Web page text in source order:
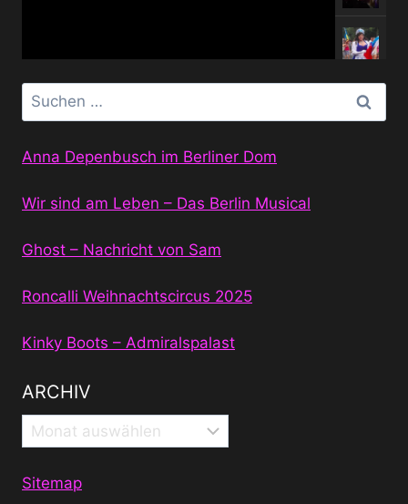
Suchen
nach:
Anna Depenbusch im Berliner Dom
Wir sind am Leben – Das Berlin Musical
Ghost – Nachricht von Sam
Roncalli Weihnachtscircus 2025
Kinky Boots – Admiralspalast
ARCHIV
Archiv
Sitemap